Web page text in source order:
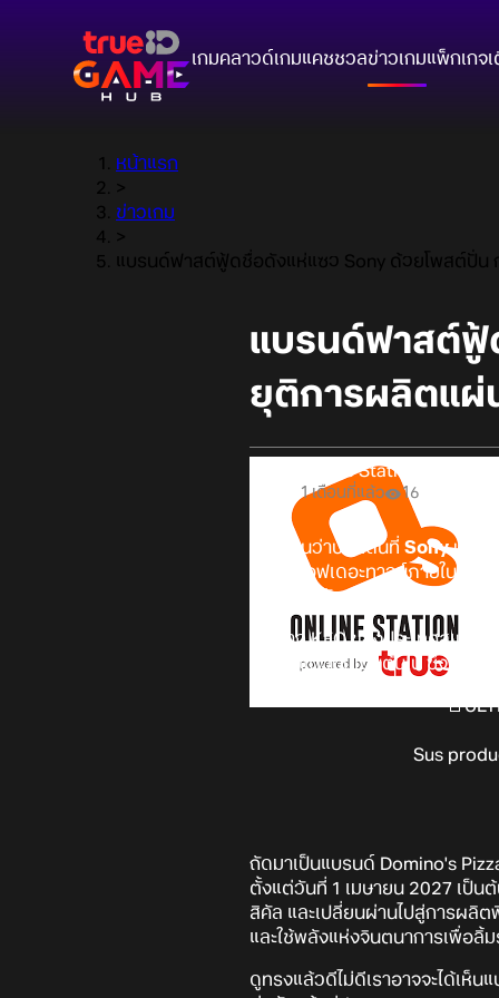
เกมคลาวด์เกมแคชชวลข่าวเกมแพ็กเกจ
หน้าแรก
>
ข่าวเกม
>
แบรนด์ฟาสต์ฟู้ดชื่อดังแห่แซว Sony ด้วยโพสต์ปั่น
แบรนด์ฟาสต์ฟู้
ยุติการผลิตแผ่
Online Station
1 เดือนที่แล้ว 16
ดูเหมือนว่าประเด็นที่ Sonyประก
ทอล์คออฟเดอะทาวน์ภายในชั่ว
จับกระแสดังกล่าวมาเล่น แล้วข
เริ่มจาก KFC ของประเทศสเป
เริ่มตั้งแต่วันนี้เป็นต้นไป ซึ่งสินค้
Sus
ถัดมาเป็นแบรนด์ Domino's
ตั้งแต่วันที่ 1 เมษายน 2027 เป็น
สิคัล และเปลี่ยนผ่านไปสู่การผลิ
และใช้พลังแห่งจินตนาการเพื่อลิ้
ดูทรงแล้วดีไม่ดีเราอาจจะได้เห็